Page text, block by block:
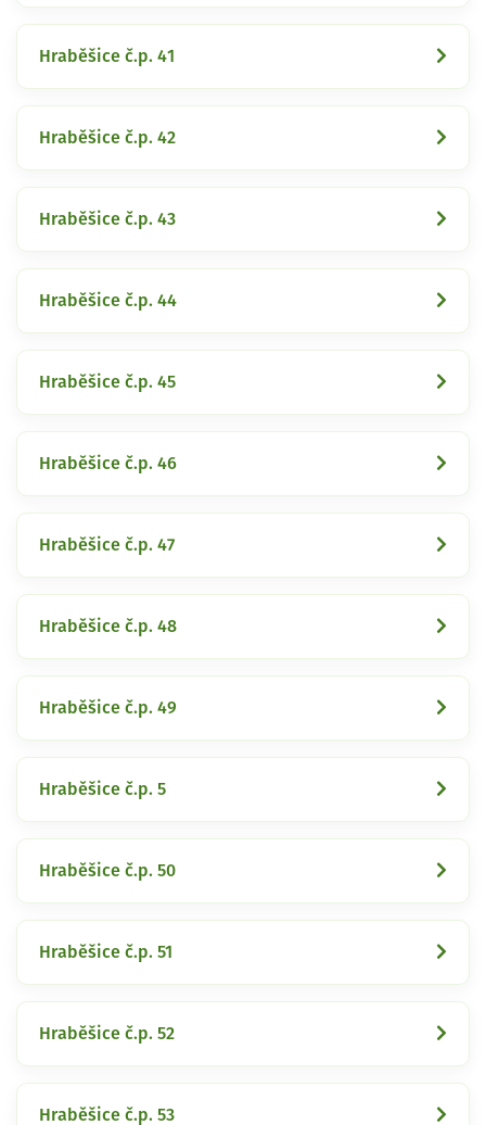
Hraběšice č.p. 41
Hraběšice č.p. 42
Hraběšice č.p. 43
Hraběšice č.p. 44
Hraběšice č.p. 45
Hraběšice č.p. 46
Hraběšice č.p. 47
Hraběšice č.p. 48
Hraběšice č.p. 49
Hraběšice č.p. 5
Hraběšice č.p. 50
Hraběšice č.p. 51
Hraběšice č.p. 52
Hraběšice č.p. 53